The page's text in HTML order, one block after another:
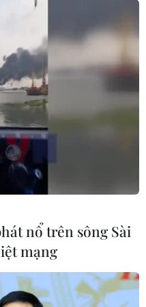
ảnh đầu tiên về
Airlines
chiếc đầu tiên vào đầu
thứ 4 tại châu Á, hãng
Boeing 787-10.
nổ trên sông Sài
mạng